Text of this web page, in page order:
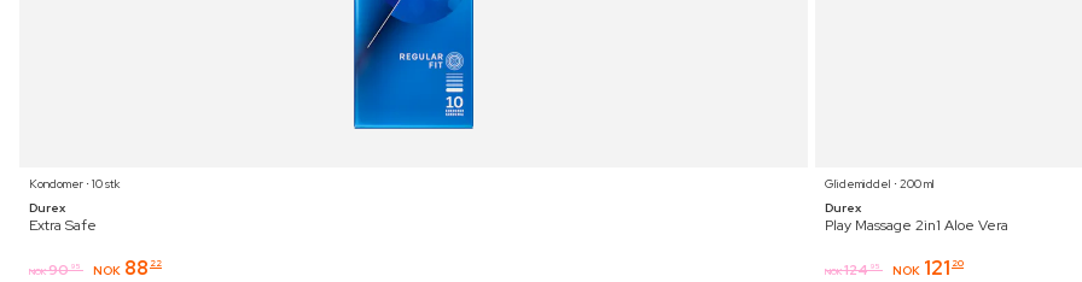
Kondomer ⋅ 10 stk
Durex
Extra Safe
NOK 90 95 NOK 88 22
Glidemiddel ⋅ 200 ml
Durex
Play Massage 2in1 Aloe Vera
NOK 124 95 NOK 121 20